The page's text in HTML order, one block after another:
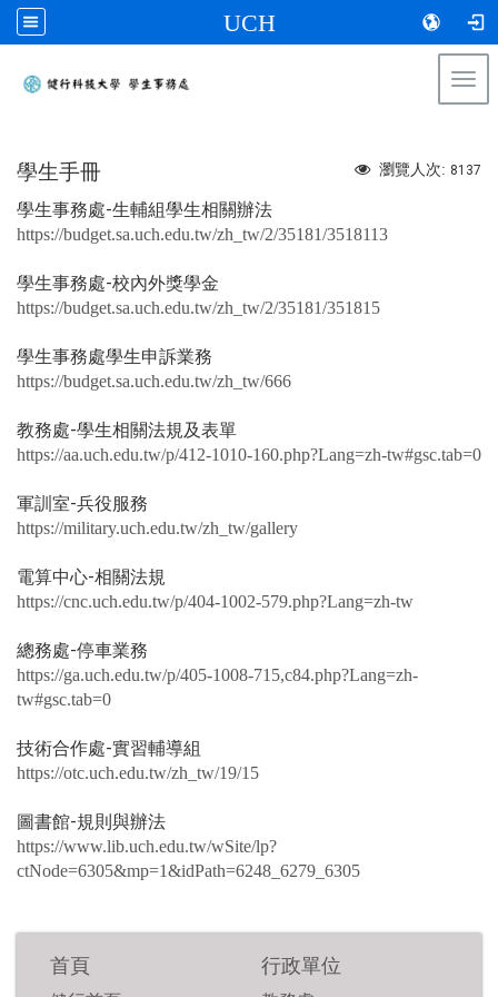
UCH
瀏覽人次: 8137
學生手冊
學生事務處-生輔組學生相關辦法
https://budget.sa.uch.edu.tw/zh_tw/2/35181/3518113
學生事務處-校內外獎學金
https://budget.sa.uch.edu.tw/zh_tw/2/35181/351815
學生事務處學生申訴業務
https://budget.sa.uch.edu.tw/zh_tw/666
教務處-學生相關法規及表單
https://aa.uch.edu.tw/p/412-1010-160.php?Lang=zh-tw#gsc.tab=0
軍訓室-兵役服務
https://military.uch.edu.tw/zh_tw/gallery
電算中心-相關法規
https://cnc.uch.edu.tw/p/404-1002-579.php?Lang=zh-tw
總務處-停車業務
https://ga.uch.edu.tw/p/405-1008-715,c84.php?Lang=zh-
tw#gsc.tab=0
技術合作處-實習輔導組
https://otc.uch.edu.tw/zh_tw/19/15
圖書館-規則與辦法
https://www.lib.uch.edu.tw/wSite/lp?
ctNode=6305&mp=1&idPath=6248_6279_6305
首頁 行政單位